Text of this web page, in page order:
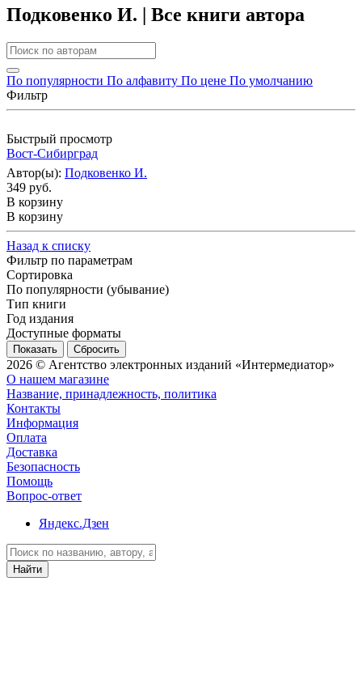
Подковенко И. | Все книги автора
По популярности По алфавиту По цене По умолчанию
Фильтр
Быстрый просмотр
Вост-Сибирград
Автор(ы): Подковенко И.
349 руб.
В корзину
В корзину
Назад к списку
Фильтр по параметрам
Сортировка
По популярности (убывание)
Тип книги
Год издания
Доступные форматы
Сбросить
2026 © Агентство электронных изданий «Интермедиатор»
О нашем магазине
Название, принадлежность, политика
Контакты
Информация
Оплата
Доставка
Безопасность
Помощь
Вопрос-ответ
Яндекс.Дзен
Найти